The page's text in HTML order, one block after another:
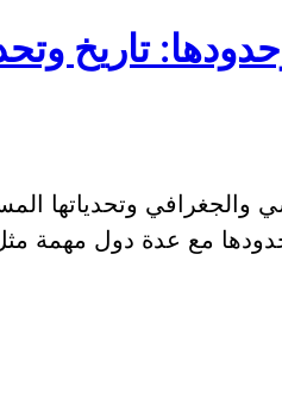
تاريخ
وتحدياتها
مع عدة دول مهمة